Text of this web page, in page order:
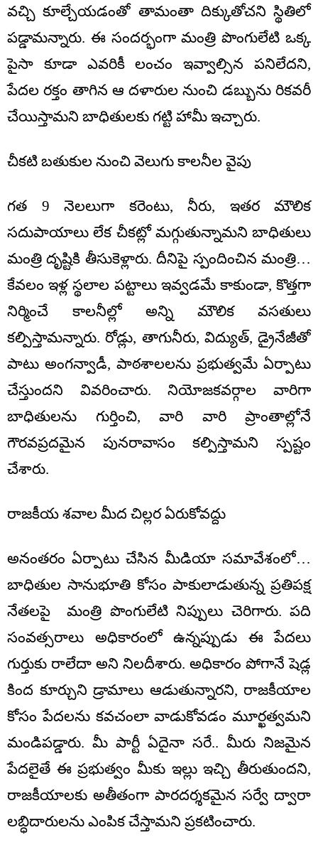
వచ్చి కూల్చేయడంతో తామంతా దిక్కుతోచని స్థితిలో
పడ్డామన్నారు. ఈ సందర్భంగా మంత్రి పొంగులేటి ఒక్క
పైసా కూడా ఎవరికీ లంచం ఇవ్వాల్సిన పనిలేదని,
పేదల రక్తం తాగిన ఆ దళారుల నుంచి డబ్బును రికవరీ
చేయిస్తామని బాధితులకు గట్టి హామీ ఇచ్చారు.
చీకటి బతుకుల నుంచి వెలుగు కాలనీల వైపు
గత 9 నెలలుగా కరెంటు, నీరు, ఇతర మౌలిక
సదుపాయాలు లేక చీకట్లో మగ్గుతున్నామని బాధితులు
మంత్రి దృష్టికి తీసుకెళ్లారు. దీనిపై స్పందించిన మంత్రి…
కేవలం ఇళ్ల స్థలాల పట్టాలు ఇవ్వడమే కాకుండా, కొత్తగా
నిర్మించే కాలనీల్లో అన్ని మౌలిక వసతులు
కల్పిస్తామన్నారు. రోడ్లు, తాగునీరు, విద్యుత్, డ్రైనేజీతో
పాటు అంగన్వాడీ, పాఠశాలలను ప్రభుత్వమే ఏర్పాటు
చేస్తుందని వివరించారు. నియోజకవర్గాల వారిగా
బాధితులను గుర్తించి, వారి వారి ప్రాంతాల్లోనే
గౌరవప్రదమైన పునరావాసం కల్పిస్తామని స్పష్టం
చేశారు.
రాజకీయ శవాల మీద చిల్లర ఏరుకోవద్దు
అనంతరం ఏర్పాటు చేసిన మీడియా సమావేశంలో…
బాధితుల సానుభూతి కోసం పాకులాడుతున్న ప్రతిపక్ష
నేతలపై మంత్రి పొంగులేటి నిప్పులు చెరిగారు. పది
సంవత్సరాలు అధికారంలో ఉన్నప్పుడు ఈ పేదలు
గుర్తుకు రాలేదా అని నిలదీశారు. అధికారం పోగానే షెడ్ల
కింద కూర్చుని డ్రామాలు ఆడుతున్నారని, రాజకీయాల
కోసం పేదలను కవచంలా వాడుకోవడం మూర్ఖత్వమని
మండిపడ్డారు. మీ పార్టీ ఏదైనా సరే.. మీరు నిజమైన
పేదలైతే ఈ ప్రభుత్వం మీకు ఇల్లు ఇచ్చి తీరుతుందని,
రాజకీయాలకు అతీతంగా పారదర్శకమైన సర్వే ద్వారా
లబ్ధిదారులను ఎంపిక చేస్తామని ప్రకటించారు.